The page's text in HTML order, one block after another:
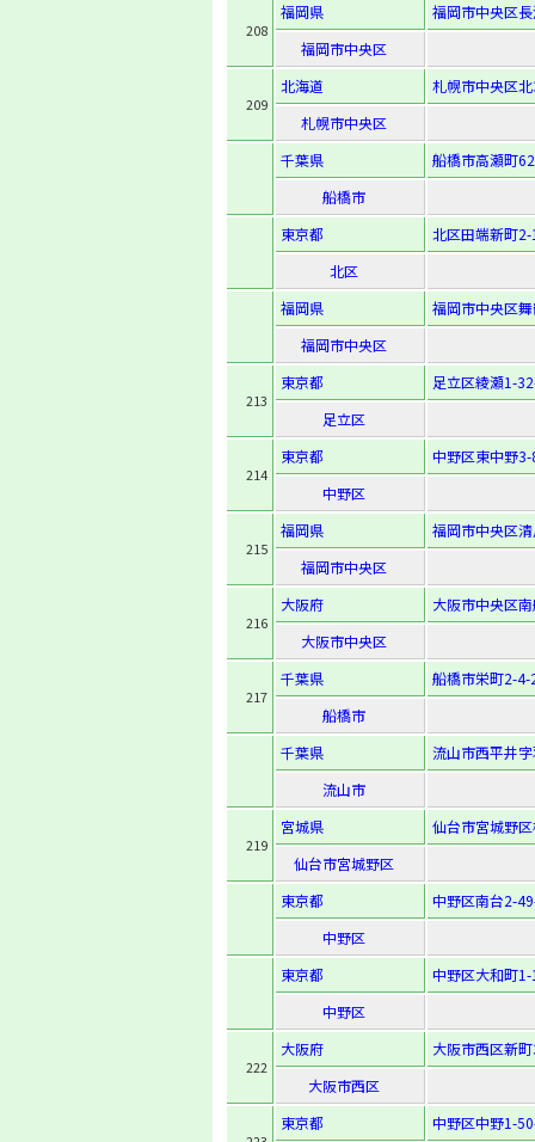
208
福岡県
福岡市中央区
福岡市中央区
209
北海道
札幌市中央区
札幌市中央区
千葉県
船橋市高瀬町
船橋市
東京都
北区田端新町
北区
福岡県
福岡市中央区
福岡市中央区
213
東京都
足立区綾瀬1-
足立区
214
東京都
中野区東中野
中野区
215
福岡県
福岡市中央区
福岡市中央区
216
大阪府
大阪市中央区
大阪市中央区
217
千葉県
船橋市栄町2-4-
船橋市
千葉県
流山市西平井
流山市
219
宮城県
仙台市宮城野
仙台市宮城野区
東京都
中野区南台2-
中野区
東京都
中野区大和町
中野区
222
大阪府
大阪市西区新
大阪市西区
東京都 中野区中野1-